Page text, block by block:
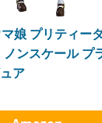
娘 プリティー
ンスケール プ
ア